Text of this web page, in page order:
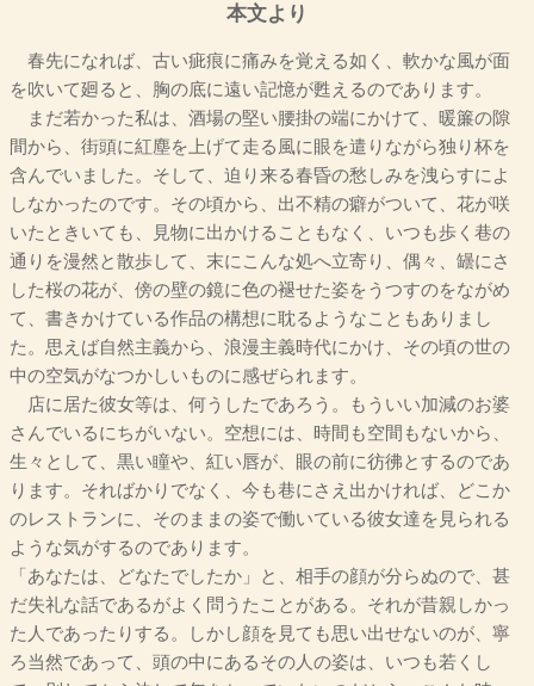
本文より
春先になれば、古い疵痕に痛みを覚える如く、軟かな風が面
を吹いて廻ると、胸の底に遠い記憶が甦えるのであります。
まだ若かった私は、酒場の堅い腰掛の端にかけて、暖簾の隙
間から、街頭に紅塵を上げて走る風に眼を遣りながら独り杯を
含んでいました。そして、迫り来る春昏の愁しみを洩らすによ
しなかったのです。その頃から、出不精の癖がついて、花が咲
いたときいても、見物に出かけることもなく、いつも歩く巷の
通りを漫然と散歩して、末にこんな処へ立寄り、偶々、罎にさ
した桜の花が、傍の壁の鏡に色の褪せた姿をうつすのをながめ
て、書きかけている作品の構想に耽るようなこともありまし
た。思えば自然主義から、浪漫主義時代にかけ、その頃の世の
中の空気がなつかしいものに感ぜられます。
店に居た彼女等は、何うしたであろう。もういい加減のお婆
さんでいるにちがいない。空想には、時間も空間もないから、
生々として、黒い瞳や、紅い唇が、眼の前に彷彿とするのであ
ります。そればかりでなく、今も巷にさえ出かければ、どこか
のレストランに、そのままの姿で働いている彼女達を見られる
ような気がするのであります。
「あなたは、どなたでしたか」と、相手の顔が分らぬので、甚
だ失礼な話であるがよく問うたことがある。それが昔親しかっ
た人であったりする。しかし顔を見ても思い出せないのが、寧
ろ当然であって、頭の中にあるその人の姿は、いつも若くし